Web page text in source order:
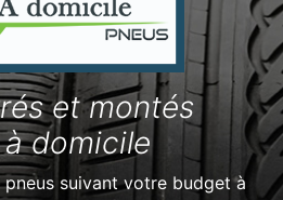
et montés
domicile
suivant votre budget à